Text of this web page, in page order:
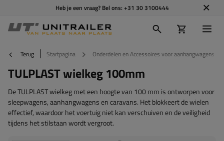
Heb je een vraag? Bel ons: +31 30 3100444
Terug Startpagina Onderdelen en Accessoires voor aanhangwagens
TULPLAST wielkeg 100mm
De TULPLAST wielkeg met een hoogte van 100 mm is ontworpen voor
sleepwagens, aanhangwagens en caravans. Het blokkeert de wielen
effectief, waardoor het voertuig niet kan verschuiven en de veiligheid
tijdens het stilstaan wordt vergroot.